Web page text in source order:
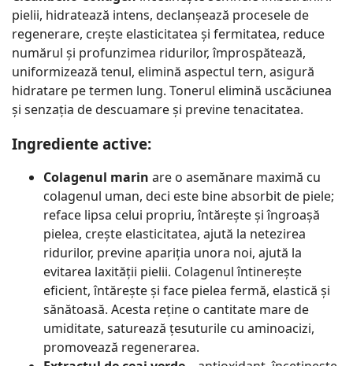
pielii, hidratează intens, declanșează procesele de
regenerare, crește elasticitatea și fermitatea, reduce
numărul și profunzimea ridurilor, împrospătează,
uniformizează tenul, elimină aspectul tern, asigură
hidratare pe termen lung. Tonerul elimină uscăciunea
și senzația de descuamare și previne tenacitatea.
Ingrediente active:
Colagenul marin are o asemănare maximă cu
colagenul uman, deci este bine absorbit de piele;
reface lipsa celui propriu, întărește și îngroașă
pielea, crește elasticitatea, ajută la netezirea
ridurilor, previne apariția unora noi, ajută la
evitarea laxității pielii. Colagenul întinerește
eficient, întărește și face pielea fermă, elastică și
sănătoasă. Acesta reține o cantitate mare de
umiditate, saturează țesuturile cu aminoacizi,
promovează regenerarea.